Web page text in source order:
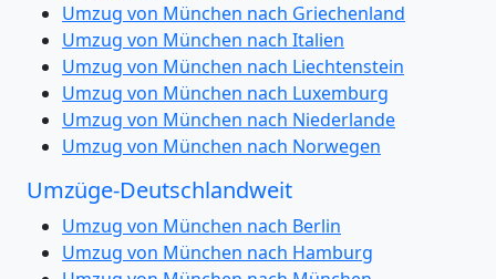
Umzug von München nach Griechenland
Umzug von München nach Italien
Umzug von München nach Liechtenstein
Umzug von München nach Luxemburg
Umzug von München nach Niederlande
Umzug von München nach Norwegen
Umzüge-Deutschlandweit
Umzug von München nach Berlin
Umzug von München nach Hamburg